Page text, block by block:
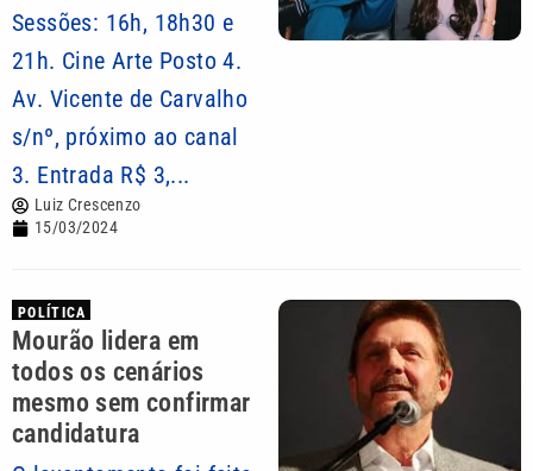
Sessões: 16h, 18h30 e
21h. Cine Arte Posto 4.
Av. Vicente de Carvalho
s/nº, próximo ao canal
3. Entrada R$ 3,...
Luiz Crescenzo
15/03/2024
POLÍTICA
Mourão lidera em
todos os cenários
mesmo sem confirmar
candidatura